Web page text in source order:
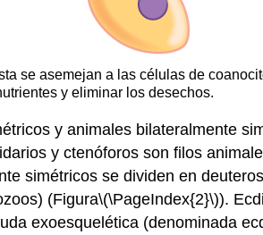
se asemejan a las células de
y eliminar los desechos.
y animales bilateralmente
y ctenóforos son filos
simétricos se dividen en
(Figura\(\PageIndex{2}\)).
exoesquelética (denominada